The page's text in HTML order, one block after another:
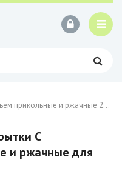
прикольные и ржачные 27 фото
С
и ржачные для